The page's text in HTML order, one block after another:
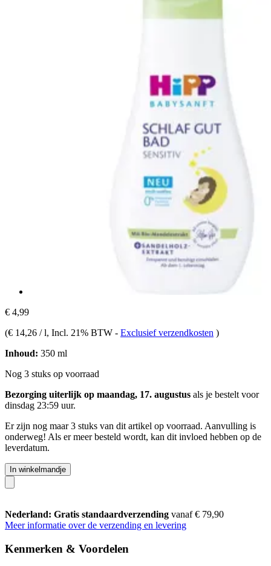
€ 4,99
(€ 14,26 / l, Incl. 21% BTW - Exclusief verzendkosten )
Inhoud: 350 ml
Nog 3 stuks op voorraad
Bezorging uiterlijk op maandag, 17. augustus als je bestelt voor
dinsdag 23:59 uur.
Er zijn nog maar 3 stuks van dit artikel op voorraad. Aanvulling is
onderweg! Als er meer besteld wordt, kan dit invloed hebben op de
leverdatum.
In winkelmandje
Nederland: Gratis standaardverzending vanaf € 79,90
Meer informatie over de verzending en levering
Kenmerken & Voordelen